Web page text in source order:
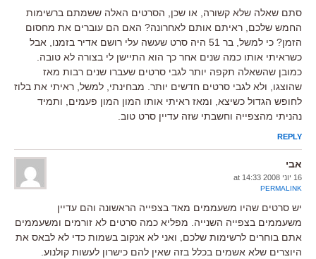
סתם שאלה שלא קשורה, או שכן, הסרטים האלה ששמתם ברשימות
החמש שלכם, ראיתם אותם לאחרונה? האם הם עוברים את מחסום
הזמן? כי למשל, בר 51 היה סרט שעשה עלי רושם אדיר בזמנו, אבל
כשראיתי אותו כמה שנים אחר כך הוא התיישן לי בצורה לא טובה.
כמובן שהשאלה תקפה יותר לגבי סרטים שעברו שנים רבות מאז
שהוצגו, ולא לגבי סרטים חדשים יותר. מבחינתי, למשל, ראיתי את בלוז
לחופש הגדול כשיצא, ומאז ראיתי אותו המון המון פעמים, ותמיד
נהניתי מהצפייה וחשבתי שזה עדיין סרט טוב.
REPLY
אבי
16 יוני 2008 at 14:33
PERMALINK
יש סרטים שהיו משעממים מאד בצפייה הראשונה והם עדיין
משעממים בצפייה השנייה. מפליא כמה סרטים לא זורמים ומשעממים
אתם בוחרים לרשימות שלכם, ואני לא אנקוב בשמות כדי לא לבאס את
היוצרים שלא אשמים בכלל בזה שאין להם כישרון לעשות קולנוע.